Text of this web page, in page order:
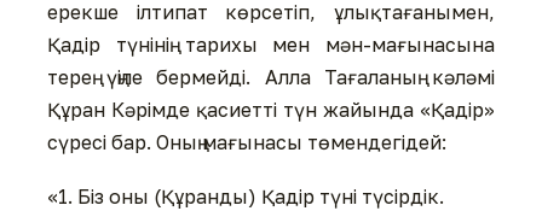
ерекше ілтипат көрсетіп, ұлықтағанымен,
Қадір түнінің тарихы мен мән-мағынасына
терең үңіле бермейді. Алла Тағаланың кәләмі
Құран Кәрімде қасиетті түн жайында «Қадір»
сүресі бар. Оның мағынасы төмендегідей:
«1. Біз оны (Құранды) Қадір түні түсірдік.